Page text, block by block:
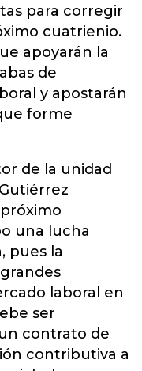
para corregir
cuatrienio.
apoyarán la
de
y apostarán
forme
de la unidad
una lucha
pues la
laboral en
ser
contrato de
contributiva a